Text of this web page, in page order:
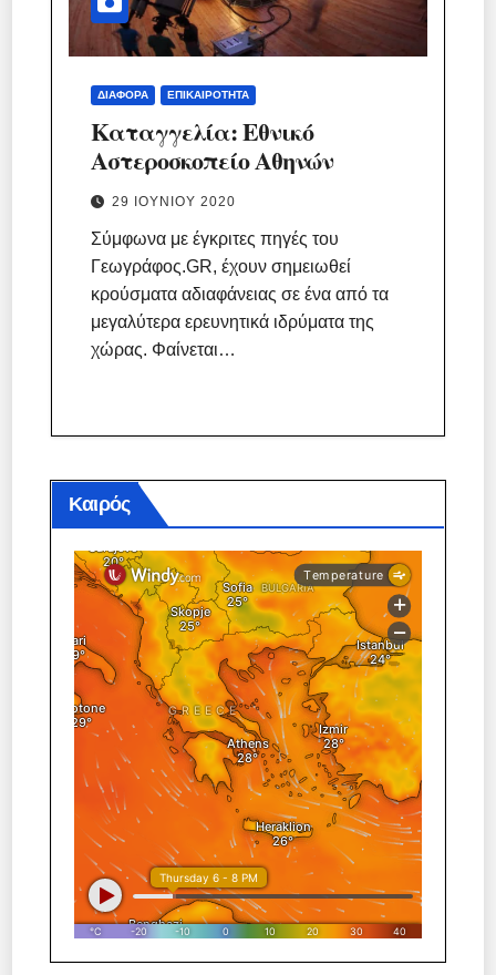
ΔΙΆΦΟΡΑ ΕΠΙΚΑΙΡΌΤΗΤΑ
Καταγγελία: Εθνικό
Αστεροσκοπείο Αθηνών
29 ΙΟΥΝΊΟΥ 2020
Σύμφωνα με έγκριτες πηγές του
Γεωγράφος.GR, έχουν σημειωθεί
κρούσματα αδιαφάνειας σε ένα από τα
μεγαλύτερα ερευνητικά ιδρύματα της
χώρας. Φαίνεται…
Καιρός